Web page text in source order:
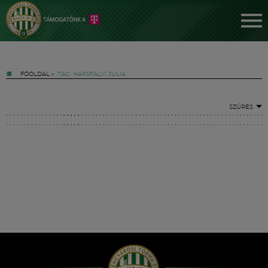
FŐOLDAL » TAG: HÁRSFALVI JÚLIA
SZŰRÉS
Hírek